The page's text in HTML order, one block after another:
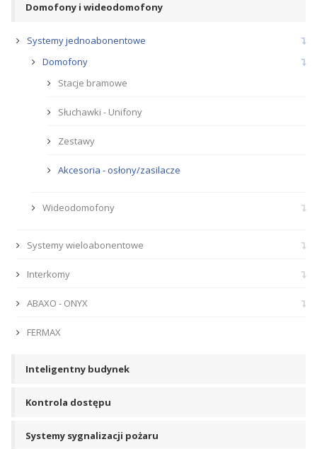
Domofony i wideodomofony
Systemy jednoabonentowe
Domofony
Stacje bramowe
Słuchawki - Unifony
Zestawy
Akcesoria - osłony/zasilacze
Wideodomofony
Systemy wieloabonentowe
Interkomy
ABAXO - ONYX
FERMAX
Inteligentny budynek
Kontrola dostępu
Systemy sygnalizacji pożaru